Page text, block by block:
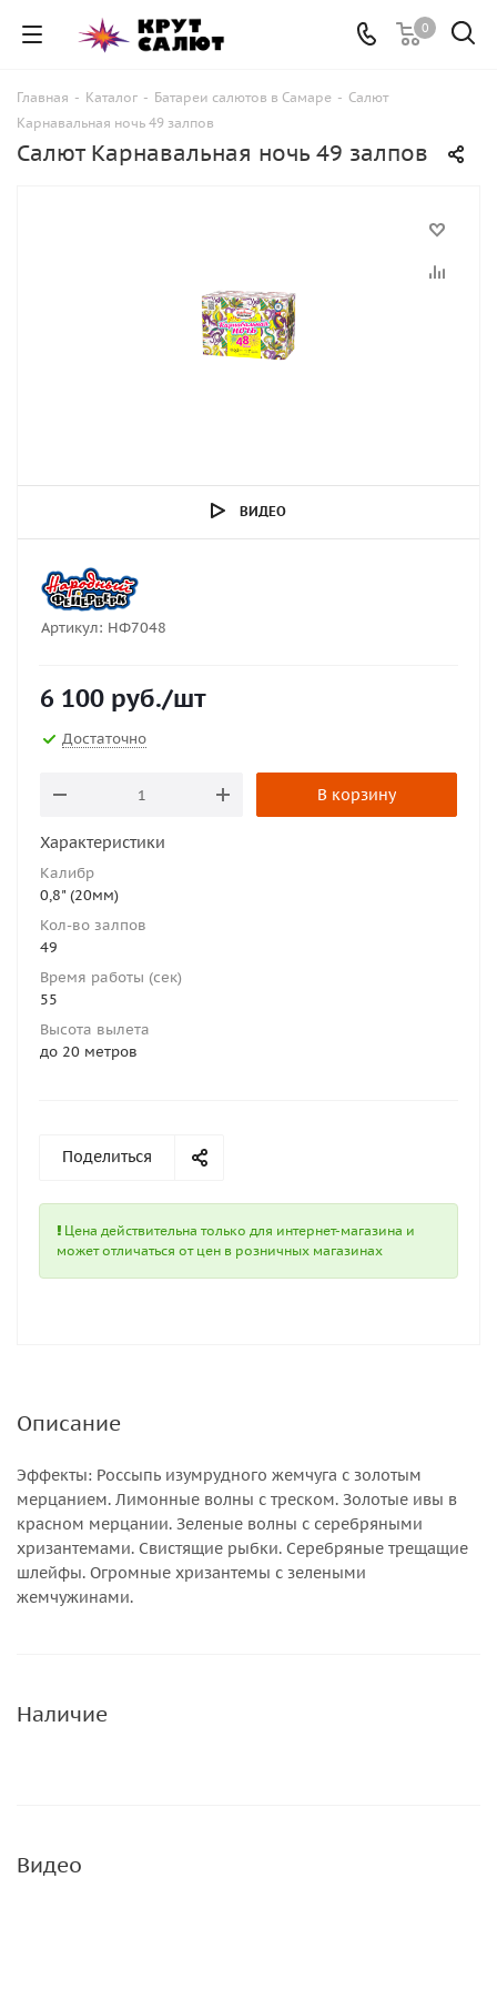
0
Главная - Каталог - Батареи салютов в Самаре - Салют
Карнавальная ночь 49 залпов
Салют Карнавальная ночь 49 залпов
ВИДЕО
Артикул: НФ7048
6 100 руб./шт
Достаточно
В корзину
Характеристики
Калибр
0,8" (20мм)
Кол-во залпов
49
Время работы (сек)
55
Высота вылета
до 20 метров
Поделиться
Цена действительна только для интернет-магазина и
может отличаться от цен в розничных магазинах
Описание
Эффекты: Россыпь изумрудного жемчуга с золотым
мерцанием. Лимонные волны с треском. Золотые ивы в
красном мерцании. Зеленые волны с серебряными
хризантемами. Свистящие рыбки. Серебряные трещащие
шлейфы. Огромные хризантемы с зелеными
жемчужинами.
Наличие
Видео